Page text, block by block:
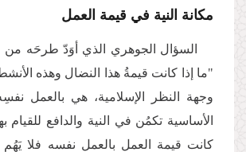
مكانة النية في قيمة العمل
السؤال الجوهري الذي أوَدّ طرحَه من
"ما إذا كانت قيمةُ هذا النضال وهذه
وجهة النظر الإسلامية، هي بالعمل
الأساسية تكمُن في النية والدافع للقيام
كانت قيمة العمل بالعمل نفسه فلا يَهُم